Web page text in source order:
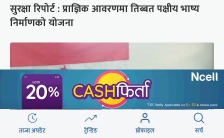
सुरक्षा रिपोर्ट : प्राज्ञिक आवरणमा तिब्बत पक्षीय भाष्य
निर्माणको योजना
ताजा अपडेट ट्रेन्डिङ प्रोफाइल सर्च